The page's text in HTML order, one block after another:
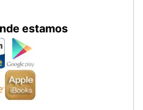
estamos